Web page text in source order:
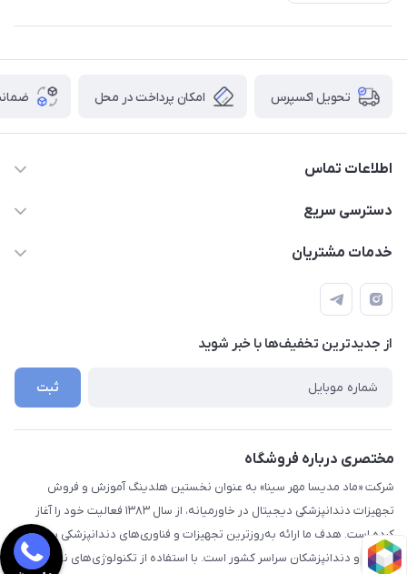
تحویل اکسپرس امکان پرداخت در محل
اطلاعات تماس
09112255977- 02191035419
دسترسی سریع
حساب کاربری
لیست محصولات
درباره ما
خدمات مشتریان
قوانین و مقررات
راهنما
از جدید‌ترین تخفیف‌ها با‌ خبر شوید
ثبت
مختصری درباره فروشگاه
شرکت «ماد مدیسا مهر سینا» به عنوان نخستین هلدینگ آموزش و فروش
تجهیزات دندانپزشکی دیجیتال در خاورمیانه، از سال ۱۳۸۳ فعالیت خود را آغاز
کرده است. هدف ما ارائه به‌روزترین تجهیزات و فناوری‌های دندانپزشکی به مراکز
درمانی و دندانپزشکان سراسر کشور است. با استفاده از تکنولوژی‌های نوین و